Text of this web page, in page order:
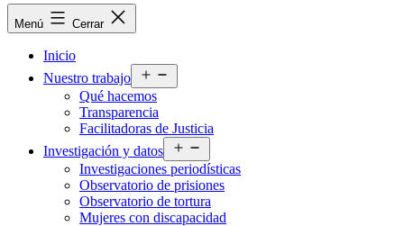
Menú Cerrar
Inicio
Nuestro trabajo
el
Qué hacemos
Transparencia
Facilitadoras de Justicia
Investigación y datos
el
menú
Investigaciones periodísticas
Observatorio de prisiones
Observatorio de tortura
Mujeres con discapacidad